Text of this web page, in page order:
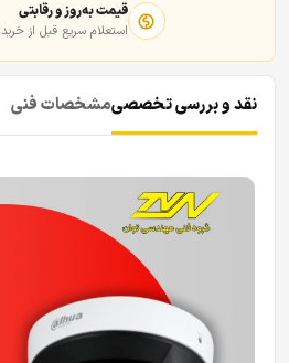
قیمت به‌روز و رقابتی
استعلام سریع قبل از خرید
نقد و بررسی تخصصیمشخصات فنی